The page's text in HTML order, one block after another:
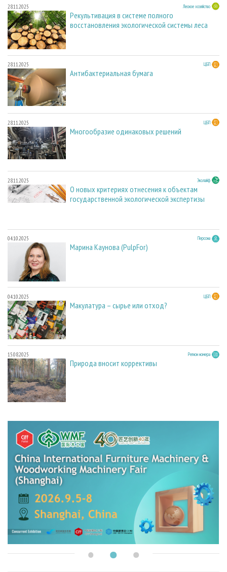
28.11.2025 Лесное хозяйство
Рекультивация в системе полного
восстановления экологической системы леса
28.11.2025 ЦБП
Антибактериальная бумага
28.11.2025 ЦБП
Многообразие одинаковых решений
28.11.2025 Эколайф
О новых критериях отнесения к объектам
государственной экологической экспертизы
04.10.2025 Персона
Марина Каунова (PulpFor)
04.10.2025 ЦБП
Макулатура – сырье или отход?
15.08.2025 Регион номера
Природа вносит коррективы